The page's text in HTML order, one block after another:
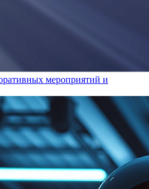
мероприятий и